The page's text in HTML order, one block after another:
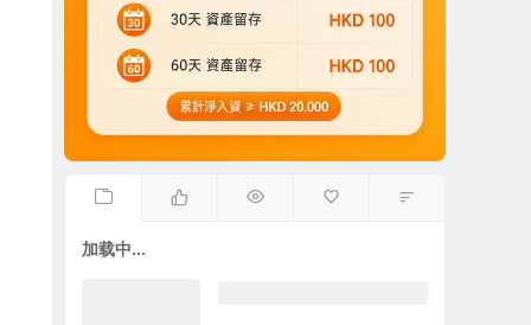
加载中...